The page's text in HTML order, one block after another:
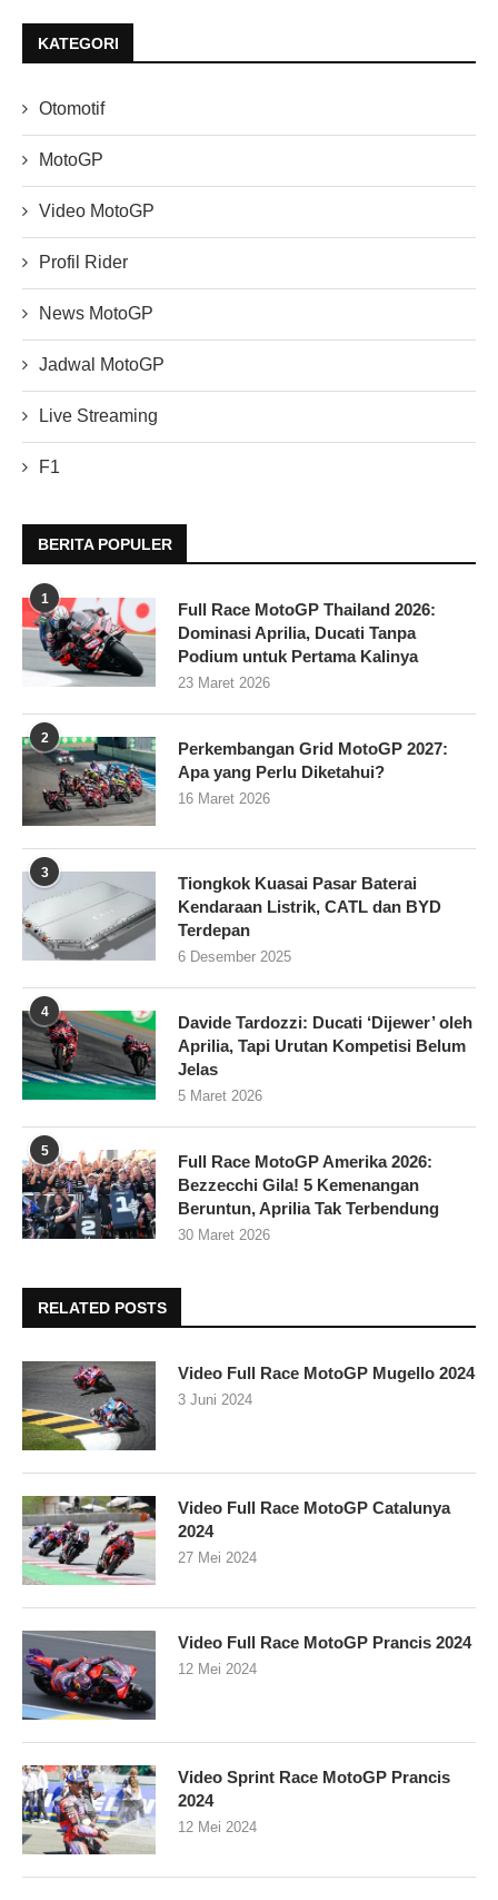
KATEGORI
Otomotif
MotoGP
Video MotoGP
Profil Rider
News MotoGP
Jadwal MotoGP
Live Streaming
F1
BERITA POPULER
1
Full Race MotoGP Thailand 2026:
Dominasi Aprilia, Ducati Tanpa
Podium untuk Pertama Kalinya
23 Maret 2026
2
Perkembangan Grid MotoGP 2027:
Apa yang Perlu Diketahui?
16 Maret 2026
3
Tiongkok Kuasai Pasar Baterai
Kendaraan Listrik, CATL dan BYD
Terdepan
6 Desember 2025
4
Davide Tardozzi: Ducati ‘Dijewer’ oleh
Aprilia, Tapi Urutan Kompetisi Belum
Jelas
5 Maret 2026
5
Full Race MotoGP Amerika 2026:
Bezzecchi Gila! 5 Kemenangan
Beruntun, Aprilia Tak Terbendung
30 Maret 2026
RELATED POSTS
Video Full Race MotoGP Mugello 2024
3 Juni 2024
Video Full Race MotoGP Catalunya
2024
27 Mei 2024
Video Full Race MotoGP Prancis 2024
12 Mei 2024
Video Sprint Race MotoGP Prancis
2024
12 Mei 2024